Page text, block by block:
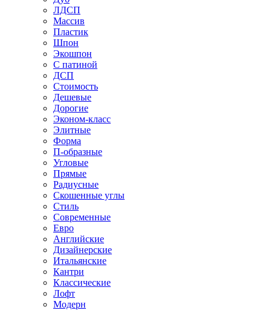
ЛДСП
Массив
Пластик
Шпон
Экошпон
С патиной
ДСП
Стоимость
Дешевые
Дорогие
Эконом-класс
Элитные
Форма
П-образные
Угловые
Прямые
Радиусные
Скошенные углы
Стиль
Современные
Евро
Английские
Дизайнерские
Итальянские
Кантри
Классические
Лофт
Модерн